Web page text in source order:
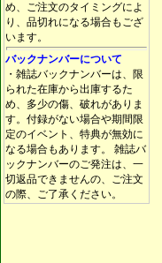
め、ご注文のタイミングによ
り、品切れになる場合もござ
います。
バックナンバーについて
・雑誌バックナンバーは、限
られた在庫から出庫するた
め、多少の傷、破れがありま
す。付録がない場合や期間限
定のイベント、特典が無効に
なる場合もあります。 雑誌バ
ックナンバーのご発注は、一
切返品できませんの、ご注文
の際、ご了承ください。